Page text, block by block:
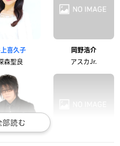
喜久子
森聖良
岡野浩介
アスカJr.